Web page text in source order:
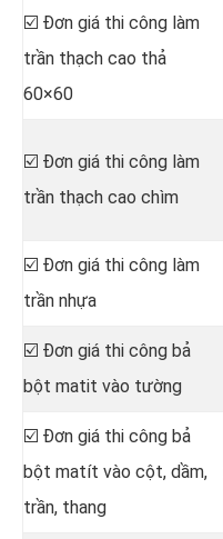
☑️ Đơn giá thi công làm
trần thạch cao thả
60×60
☑️ Đơn giá thi công làm
trần thạch cao chìm
☑️ Đơn giá thi công làm
trần nhựa
☑️ Đơn giá thi công bả
bột matit vào tường
☑️ Đơn giá thi công bả
bột matít vào cột, dầm,
trần, thang